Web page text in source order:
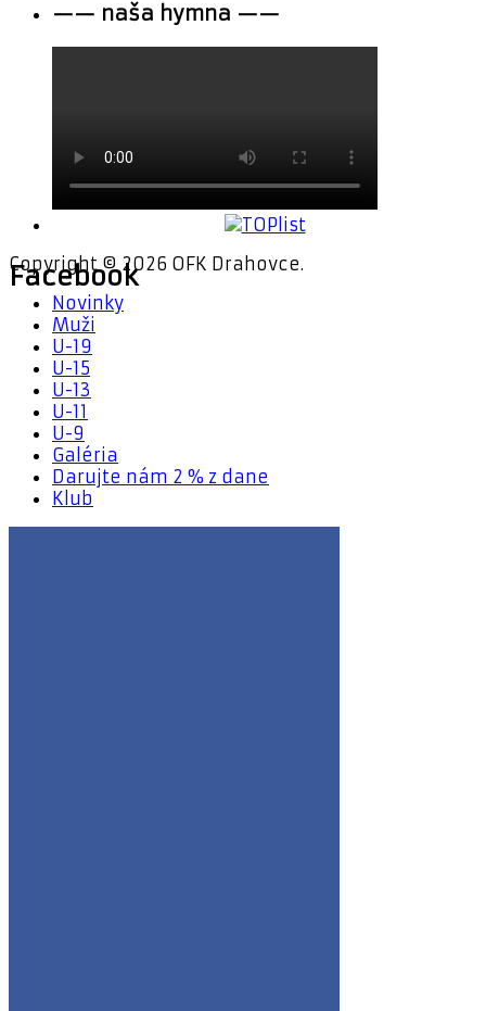
—— naša hymna ——
Copyright © 2026 OFK Drahovce.
Novinky
Muži
U-19
U-15
U-13
U-11
U-9
Galéria
Darujte nám 2 % z dane
Klub
Facebook